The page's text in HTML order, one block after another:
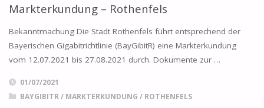
ROTHENFELS"
Markterkundung – Rothenfels
Bekanntmachung Die Stadt Rothenfels führt entsprechend der
Bayerischen Gigabitrichtlinie (BayGibitR) eine Markterkundung
vom 12.07.2021 bis 27.08.2021 durch. Dokumente zur …
01/07/2021
BAYGIBITR/ MARKTERKUNDUNG / ROTHENFELS